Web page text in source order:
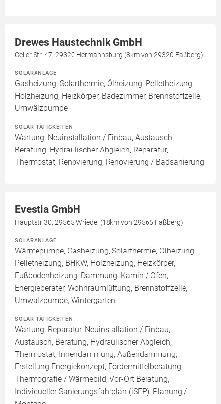
Drewes Haustechnik GmbH
Celler Str. 47, 29320 Hermannsburg (8km von 29320 Faßberg)
SOLARANLAGE
Gasheizung, Solarthermie, Ölheizung, Pelletheizung,
Holzheizung, Heizkörper, Badezimmer, Brennstoffzelle,
Umwälzpumpe
SOLAR TÄTIGKEITEN
Wartung, Neuinstallation / Einbau, Austausch,
Beratung, Hydraulischer Abgleich, Reparatur,
Thermostat, Renovierung, Renovierung / Badsanierung
Evestia GmbH
Hauptstr 30, 29565 Wriedel (18km von 29565 Faßberg)
SOLARANLAGE
Wärmepumpe, Gasheizung, Solarthermie, Ölheizung,
Pelletheizung, BHKW, Holzheizung, Heizkörper,
Fußbodenheizung, Dämmung, Kamin / Ofen,
Energieberater, Wohnraumlüftung, Brennstoffzelle,
Umwälzpumpe, Wintergarten
SOLAR TÄTIGKEITEN
Wartung, Reparatur, Neuinstallation / Einbau,
Austausch, Beratung, Hydraulischer Abgleich,
Thermostat, Innendämmung, Außendämmung,
Erstellung Energiekonzept, Fördermittelberatung,
Thermografie / Wärmebild, Vor-Ort Beratung,
Individueller Sanierungsfahrplan (iSFP), Planung /